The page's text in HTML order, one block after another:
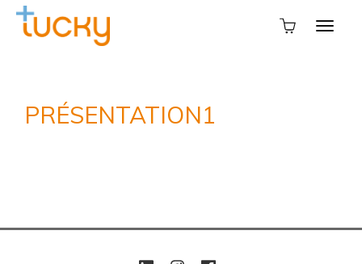
PRÉSENTATION1